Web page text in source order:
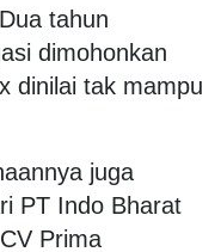
tahun
dimohonkan
dinilai tak mampu
juga
PT Indo Bharat
Prima